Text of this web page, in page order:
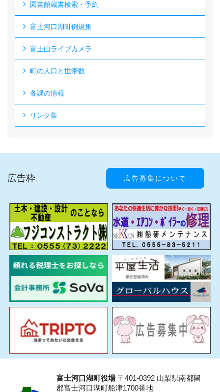
図書館蔵書検索・予約
富士河口湖町例規集
富士山ライブカメラ
町の人口と世帯数
各課の情報
リンク集
広告枠 広告募集について
富士河口湖町役場〒401-0392 山梨県南都留
郡富士河口湖町船津1700番地